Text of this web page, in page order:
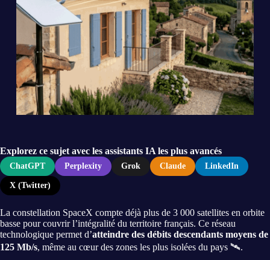
Explorez ce sujet avec les assistants IA les plus avancés
ChatGPT Perplexity Grok Claude LinkedIn
X (Twitter)
La constellation SpaceX compte déjà plus de 3 000 satellites en orbite
basse pour couvrir l’intégralité du territoire français. Ce réseau
technologique permet d’atteindre des débits descendants moyens de
125 Mb/s, même au cœur des zones les plus isolées du pays 🛰️.